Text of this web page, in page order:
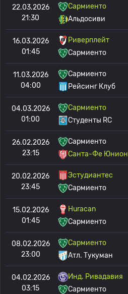
22.03.2026
21:30
Сармиенто
Альдосиви
16.03.2026
01:45
Риверплейт
Сармиенто
11.03.2026
04:00
Сармиенто
Рейсинг Клуб
04.03.2026
01:00
Сармиенто
Студенты RC
26.02.2026
23:15
Сармиенто
Санта-Фе Юнион
20.02.2026
23:45
Эстудиантес
Сармиенто
15.02.2026
01:45
Huracan
Сармиенто
08.02.2026
23:00
Сармиенто
Атл. Тукуман
04.02.2026
03:15
Инд. Ривадавия
Сармиенто